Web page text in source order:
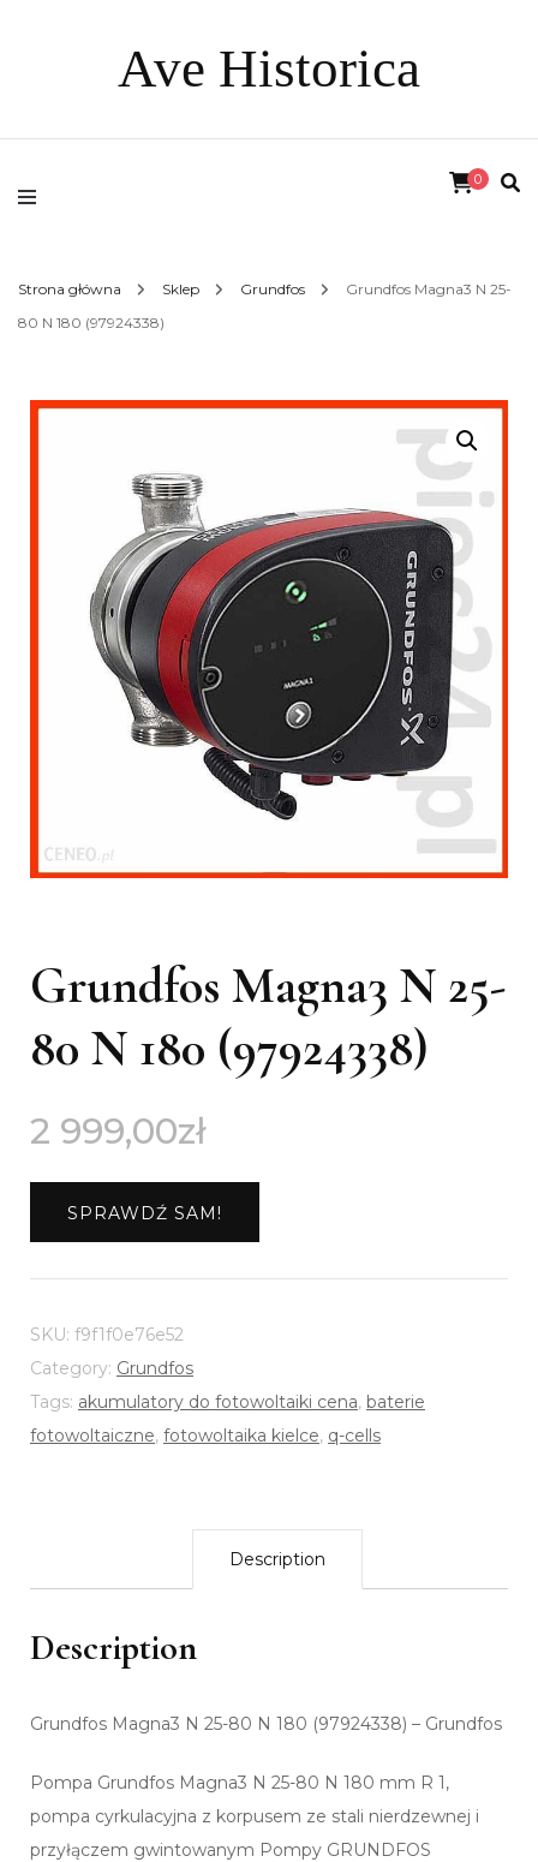
Ave Historica
0
Strona główna Sklep Grundfos
Grundfos Magna3 N 25-
80 N 180 (97924338)
Grundfos Magna3 N 25-
80 N 180 (97924338)
2 999,00zł
SPRAWDŹ SAM!
SKU: f9f1f0e76e52
Category: Grundfos
Tags: akumulatory do fotowoltaiki cena, baterie
fotowoltaiczne, fotowoltaika kielce, q-cells
Description
Description
Grundfos Magna3 N 25-80 N 180 (97924338) – Grundfos
Pompa Grundfos Magna3 N 25-80 N 180 mm R 1,
pompa cyrkulacyjna z korpusem ze stali nierdzewnej i
przyłączem gwintowanym Pompy GRUNDFOS